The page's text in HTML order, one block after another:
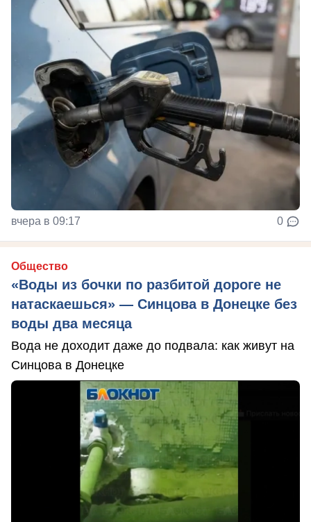
вчера в 09:17 0
Общество
«Воды из бочки по разбитой дороге не
натаскаешься» — Синцова в Донецке без
воды два месяца
Вода не доходит даже до подвала: как живут на
Синцова в Донецке